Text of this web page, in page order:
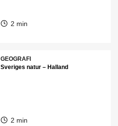
2 min
GEOGRAFI
Sveriges natur – Halland
2 min